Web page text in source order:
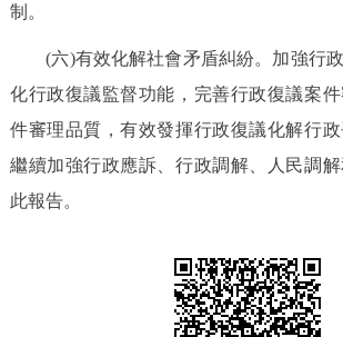
制。
(六)有效化解社會矛盾糾紛。加強行政
化行政復議監督功能，完善行政復議案
件審理品質，有效發揮行政復議化解行政
繼續加強行政應訴、行政調解、人民調
此報告。